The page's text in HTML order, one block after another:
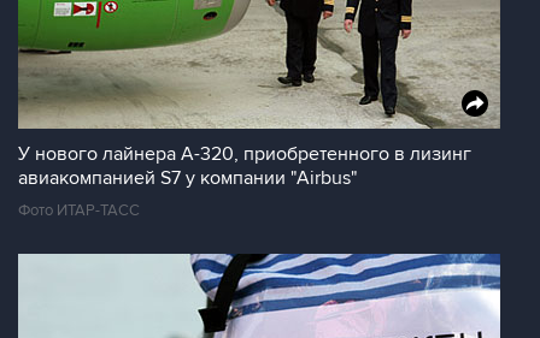
У нового лайнера A-320, приобретенного в лизинг
авиакомпанией S7 у компании "Airbus"
Фото ИТАР-ТАСС